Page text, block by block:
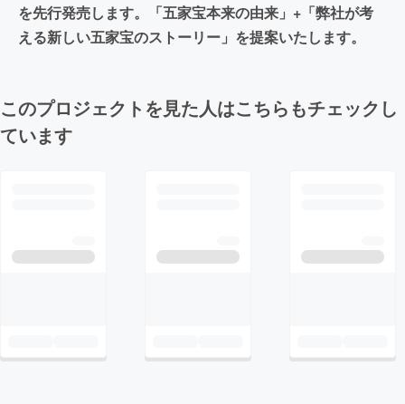
を先行発売します。「五家宝本来の由来」+「弊社が考
える新しい五家宝のストーリー」を提案いたします。
このプロジェクトを見た人はこちらもチェックし
ています